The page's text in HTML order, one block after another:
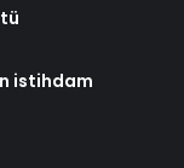
istihdam